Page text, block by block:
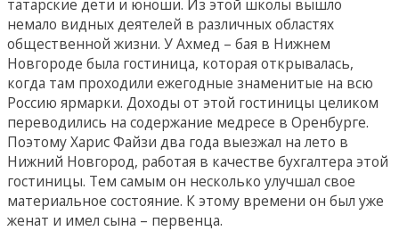
татарские дети и юноши. Из этой школы вышло
немало видных деятелей в различных областях
общественной жизни. У Ахмед – бая в Нижнем
Новгороде была гостиница, которая открывалась,
когда там проходили ежегодные знаменитые на всю
Россию ярмарки. Доходы от этой гостиницы целиком
переводились на содержание медресе в Оренбурге.
Поэтому Харис Файзи два года выезжал на лето в
Нижний Новгород, работая в качестве бухгалтера этой
гостиницы. Тем самым он несколько улучшал свое
материальное состояние. К этому времени он был уже
женат и имел сына – первенца.